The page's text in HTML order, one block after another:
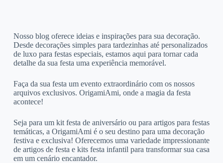
Nosso blog oferece ideias e inspirações para sua decoração.
Desde decorações simples para tardezinhas até personalizados
de luxo para festas especiais, estamos aqui para tornar cada
detalhe da sua festa uma experiência memorável.
Faça da sua festa um evento extraordinário com os nossos
arquivos exclusivos. OrigamiAmi, onde a magia da festa
acontece!
Seja para um kit festa de aniversário ou para artigos para festas
temáticas, a OrigamiAmi é o seu destino para uma decoração
festiva e exclusiva! Oferecemos uma variedade impressionante
de artigos de festa e kits festa infantil para transformar sua casa
em um cenário encantador.